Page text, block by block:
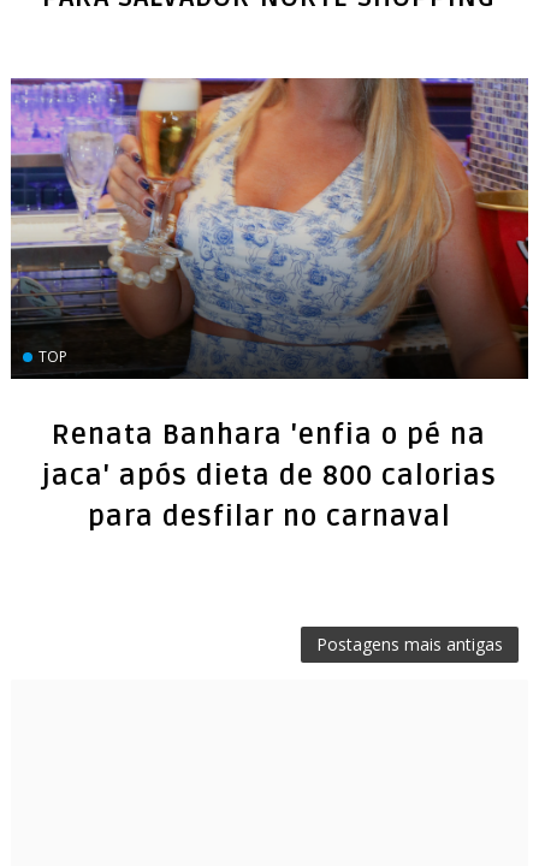
TOP
Renata Banhara 'enfia o pé na
jaca' após dieta de 800 calorias
Postagens mais antigas